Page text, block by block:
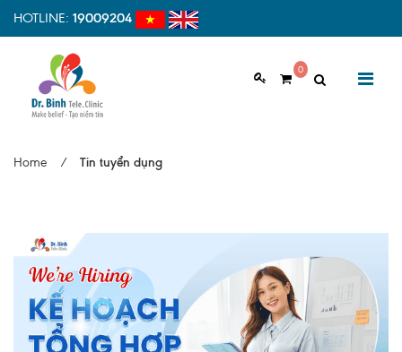
HOTLINE: 19009204
0
Đội ngũ y bác sĩ
Cơ sở vật chất
Home / Tin tuyển dụng